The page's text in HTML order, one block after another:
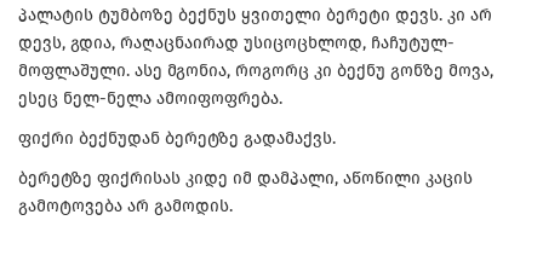
პალატის ტუმბოზე ბექნუს ყვითელი ბერეტი დევს. კი არ
დევს, გდია, რაღაცნაირად უსიცოცხლოდ, ჩაჩუტულ-
მოფლაშული. ასე მგონია, როგორც კი ბექნუ გონზე მოვა,
ესეც ნელ-ნელა ამოიფოფრება.
ფიქრი ბექნუდან ბერეტზე გადამაქვს.
ბერეტზე ფიქრისას კიდე იმ დამპალი, აწოწილი კაცის
გამოტოვება არ გამოდის.